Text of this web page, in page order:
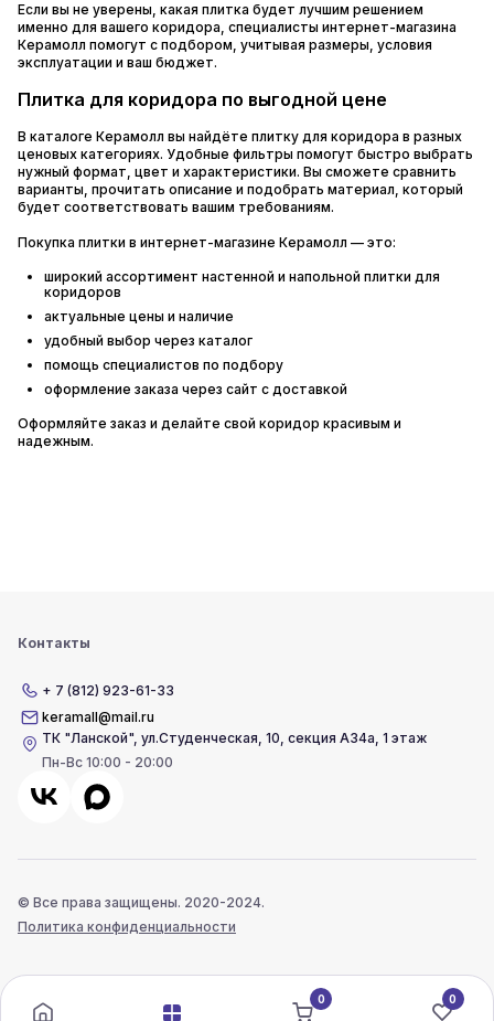
Если вы не уверены, какая плитка будет лучшим решением
именно для вашего коридора, специалисты интернет-магазина
Керамолл помогут с подбором, учитывая размеры, условия
эксплуатации и ваш бюджет.
Плитка для коридора по выгодной цене
В каталоге Керамолл вы найдёте плитку для коридора в разных
ценовых категориях. Удобные фильтры помогут быстро выбрать
нужный формат, цвет и характеристики. Вы сможете сравнить
варианты, прочитать описание и подобрать материал, который
будет соответствовать вашим требованиям.
Покупка плитки в интернет-магазине Керамолл — это:
широкий ассортимент настенной и напольной плитки для
коридоров
актуальные цены и наличие
удобный выбор через каталог
помощь специалистов по подбору
оформление заказа через сайт с доставкой
Оформляйте заказ и делайте свой коридор красивым и
надежным.
Контакты
+ 7 (812) 923-61-33
keramall@mail.ru
ТК "Ланской",ул.Студенческая, 10, секция А34а, 1 этаж
Пн-Вс 10:00 - 20:00
© Все права защищены. 2020-2024.
Политика конфиденциальности
0 0